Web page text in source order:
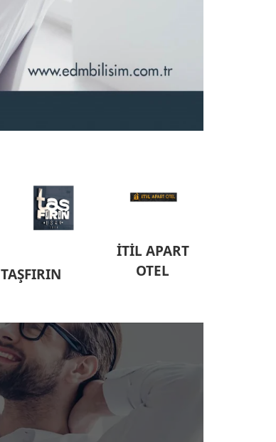
TAŞFIRIN
İTİL APART
OTEL